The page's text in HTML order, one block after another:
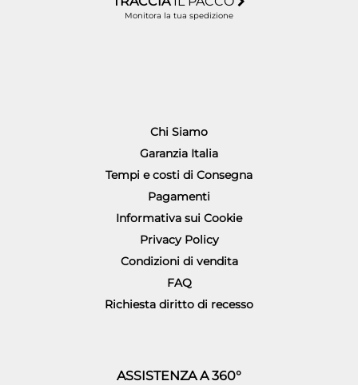
Monitora la tua spedizione
Chi Siamo
Garanzia Italia
Tempi e costi di Consegna
Pagamenti
Informativa sui Cookie
Privacy Policy
Condizioni di vendita
FAQ
Richiesta diritto di recesso
ASSISTENZA A 360°